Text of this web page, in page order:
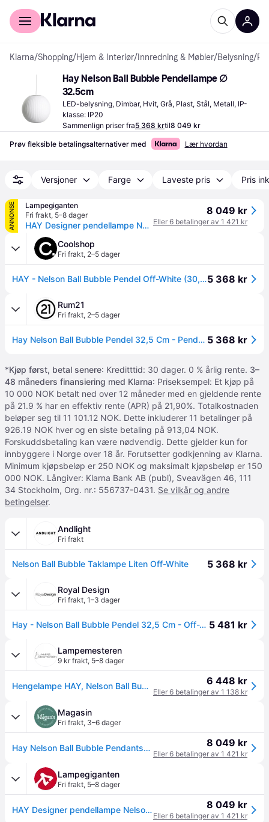
For kunder
Klarna/Shopping/Hjem & Interiør/ Innredning & Møbler/Belysning/
Hay Nelson Ball Bubble Pendellampe ∅
32.5cm
LED-belysning, Dimbar, Hvit, Grå, Plast, Stål, Metall, IP-
klasse: IP20
Sammenlign priser fra5 368 krtil8 049 kr
Prøv fleksible betalingsalternativer med Lær hvordan
Versjoner Farge Laveste pris Pris
ANNONSE
Lampegiganten
Fri frakt, 5–8 dager
HAY Designer pendellampe Nelson Ball Bubble, dimbar, Hvit / opal, Stue / spisestue, Kunststoff, Design
8 049 kr
Eller 6 betalinger av 1 421 kr
Coolshop
Fri frakt, 2–5 dager
HAY - Nelson Ball Bubble Pendel Off-White (30,5 cm)5 368 kr
Rum21
Fri frakt, 2–5 dager
Hay Nelson Ball Bubble Pendel 32,5 Cm - Pendellamper Plastpolymér Off-White - AB099-A601-AB14 5 368 kr
*Kjøp først, betal senere: Kreditttid: 30 dager. 0 % årlig rente. 3–
48 måneders finansiering med Klarna: Priseksempel: Et kjøp på
10 000 NOK betalt ned over 12 måneder med en gjeldende rente
på 21.9 % har en effektiv rente (APR) på 21,90%. Totalkostnaden
beløper seg til 11 101.12 NOK. Dette inkluderer 11 betalinger på
926.19 NOK hver og en siste betaling på 913,04 NOK.
Forskuddsbetaling kan være nødvendig. Dette gjelder kun for
innbyggere i Norge over 18 år. Forutsetter godkjenning av Klarna.
Minimum kjøpsbeløp er 250 NOK og maksimalt kjøpsbeløp er 150
000 NOK. Långiver: Klarna Bank AB (publ), Sveavägen 46, 111
34 Stockholm, Org. nr.: 556737-0431. Se vilkår og andre
betingelser.
Andlight
Fri frakt
Nelson Ball Bubble Taklampe Liten Off-White 5 368 kr
Royal Design
Fri frakt, 1–3 dager
Hay - Nelson Ball Bubble Pendel 32,5 Cm - Off-White 5 481 kr
Lampemesteren
9 kr frakt, 5–8 dager
Hengelampe HAY, Nelson Ball Bubble, dimmbar, Hvit, Stue, Plast, Design 6 448 kr
Eller 6 betalinger av 1 138 kr
Magasin
Fri frakt, 3–6 dager
Hay Nelson Ball Bubble Pendantsmall-of Str Ø32.5 X H30.5 cm - Pendel hos Magasin 8 049 kr
Eller 6 betalinger av 1 421 kr
Lampegiganten
Fri frakt, 5–8 dager
HAY Designer pendellampe Nelson Ball Bubble, dimbar, Hvit / opal, Stue / spisestue, Kunststoff, Design 8 049 kr
Eller 6 betalinger av 1 421 kr